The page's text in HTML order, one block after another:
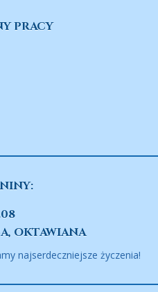
PRACY
OKTAWIANA
najserdeczniejsze życzenia!